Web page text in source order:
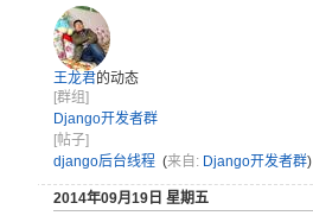
王龙君的动态
[群组]
Django开发者群
[帖子]
django后台线程 (来自: Django开发者群)
2014年09月19日 星期五